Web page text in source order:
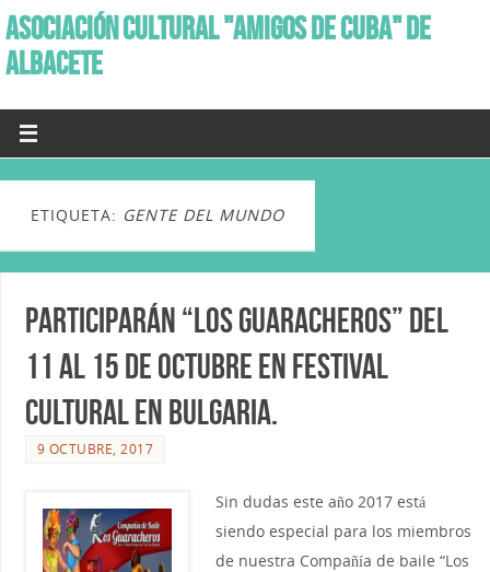
ASOCIACIÓN CULTURAL "AMIGOS DE CUBA" DE
ALBACETE
ETIQUETA: GENTE DEL MUNDO
Participarán “Los Guaracheros” del
11 al 15 de Octubre en Festival
Cultural en Bulgaria.
9 OCTUBRE, 2017
Sin dudas este año 2017 está
siendo especial para los miembros
de nuestra Compañía de baile “Los